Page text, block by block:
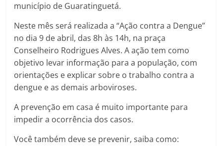
município de Guaratinguetá.
Neste mês será realizada a “Ação contra a Dengue”
no dia 9 de abril, das 8h às 14h, na praça
Conselheiro Rodrigues Alves. A ação tem como
objetivo levar informação para a população, com
orientações e explicar sobre otrabalho contra a
dengue e as demais arboviroses.
A prevenção em casa é muito importante para
impedir a ocorrência dos casos.
Você também deve se prevenir, saiba como: